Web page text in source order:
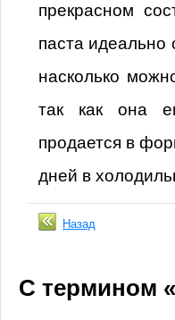
прекрасном
паста идеально
насколько
так как она
продается в
дней в
Назад
C термином